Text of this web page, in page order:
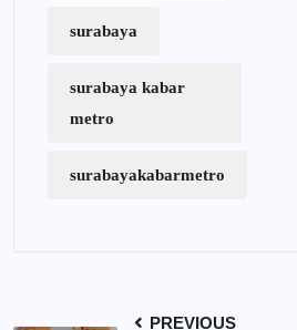
surabaya
surabaya kabar
metro
surabayakabarmetro
PREVIOUS